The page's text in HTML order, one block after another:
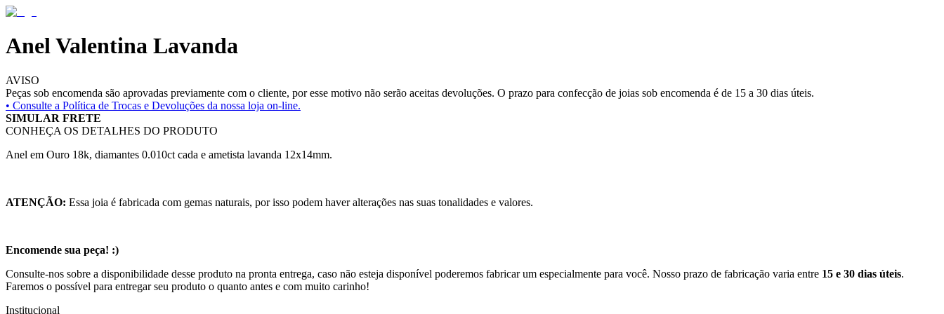
Anel Valentina Lavanda
AVISO
Peças sob encomenda são aprovadas previamente com o cliente, por esse motivo não serão aceitas devoluções. O prazo para confecção de joias sob encomenda é de 15 a 30 dias úteis.
• Consulte a Política de Trocas e Devoluções da nossa loja on-line.
SIMULAR FRETE
CONHEÇA OS DETALHES DO PRODUTO
Anel em Ouro 18k, diamantes 0.010ct cada e ametista lavanda 12x14mm.
ATENÇÃO: Essa joia é fabricada com gemas naturais, por isso podem haver alterações nas suas tonalidades e valores.
Encomende sua peça! :)
Consulte-nos sobre a disponibilidade desse produto na pronta entrega, caso não esteja disponível poderemos fabricar um especialmente para você. Nosso prazo de fabricação varia entre 15 e 30 dias úteis.
Faremos o possível para entregar seu produto o quanto antes e com muito carinho!
Institucional